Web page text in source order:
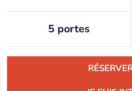
5 portes